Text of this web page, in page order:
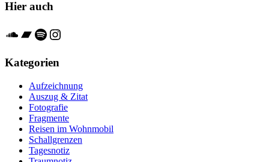
Hier auch
Soundcloud
Bandcamp
Spotify
Instagram
Kategorien
Aufzeichnung
Auszug & Zitat
Fotografie
Fragmente
Reisen im Wohnmobil
Schallgrenzen
Tagesnotiz